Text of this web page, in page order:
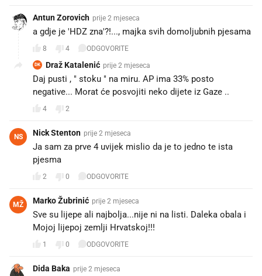
Antun Zorovich prije 2 mjeseca
a gdje je 'HDZ zna'?!..., majka svih domoljubnih pjesama
8 4 ODGOVORITE
DK Draž Katalenić prije 2 mjeseca
Daj pusti , " stoku " na miru. AP ima 33% posto
negative... Morat će posvojiti neko dijete iz Gaze ..
4 2
NS Nick Stenton prije 2 mjeseca
Ja sam za prve 4 uvijek mislio da je to jedno te ista
pjesma
2 0 ODGOVORITE
MŽ Marko Žubrinić prije 2 mjeseca
Sve su lijepe ali najbolja...nije ni na listi. Daleka obala i
Mojoj lijepoj zemlji Hrvatskoj!!!
1 0 ODGOVORITE
Dida Baka prije 2 mjeseca